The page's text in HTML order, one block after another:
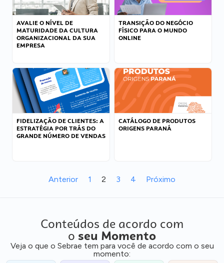
AVALIE O NÍVEL DE
MATURIDADE DA CULTURA
ORGANIZACIONAL DA SUA
EMPRESA
TRANSIÇÃO DO NEGÓCIO
FÍSICO PARA O MUNDO
ONLINE
FIDELIZAÇÃO DE CLIENTES: A
ESTRATÉGIA POR TRÁS DO
GRANDE NÚMERO DE VENDAS
CATÁLOGO DE PRODUTOS
ORIGENS PARANÁ
Anterior 1 2 3 4 Próximo
Conteúdos de acordo com
o seu Momento
Veja o que o Sebrae tem para você de acordo com o seu
momento: